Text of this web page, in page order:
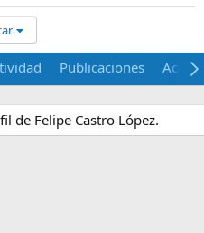
Publicaciones Acerca
de Felipe Castro López.